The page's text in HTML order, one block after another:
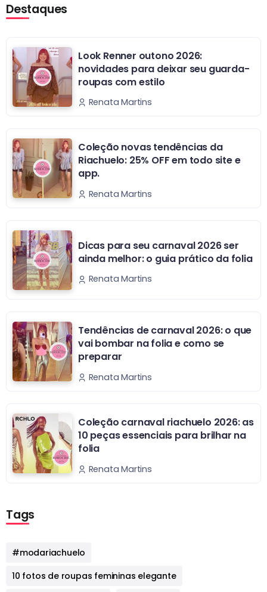
Destaques
Look Renner outono 2026:
novidades para deixar seu guarda-
roupas com estilo
Renata Martins
Coleção novas tendências da
Riachuelo: 25% OFF em todo site e
app.
Renata Martins
Dicas para seu carnaval 2026 ser
ainda melhor: o guia prático da folia
Renata Martins
Tendências de carnaval 2026: o que
vai bombar na folia e como se
preparar
Renata Martins
Coleção carnaval riachuelo 2026: as
10 peças essenciais para brilhar na
folia
Renata Martins
Tags
#modariachuelo
10 fotos de roupas femininas elegante